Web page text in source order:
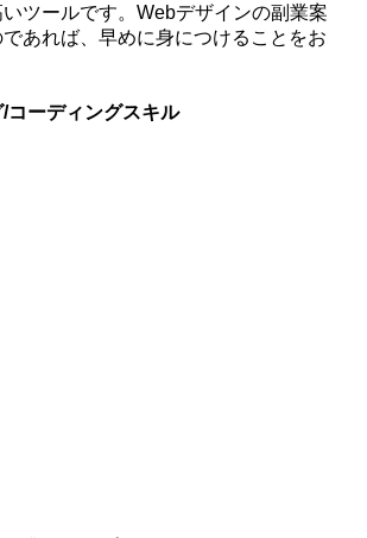
ツールです。Webデザインの副業案
あれば、早めに身につけることをお
コーディングスキル